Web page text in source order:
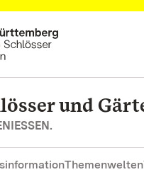
und
Themenwelten